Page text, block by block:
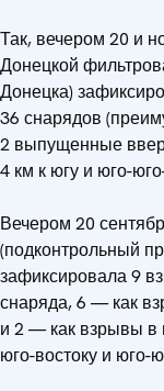
Так, вечером 20 и
Донецкой
Донецка)
36 снарядов
2 выпущенные
4 км к югу и юго-
Вечером 20
(подконтрольный
зафиксировала 9
снаряда, 6 — как
и 2 — как взрывы в
юго-востоку и юго-